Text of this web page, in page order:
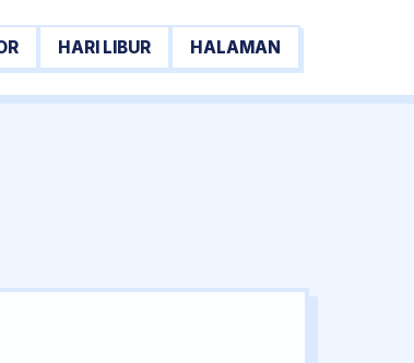
HARI LIBUR HALAMAN